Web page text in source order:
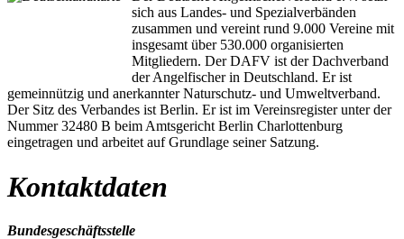
sich aus Landes- und Spezialverbänden
zusammen und vereint rund 9.000 Vereine mit
insgesamt über 530.000 organisierten
Mitgliedern. Der DAFV ist der Dachverband
der Angelfischer in Deutschland. Er ist
gemeinnützig und anerkannter Naturschutz- und Umweltverband.
Der Sitz des Verbandes ist Berlin. Er ist im Vereinsregister unter der
Nummer 32480 B beim Amtsgericht Berlin Charlottenburg
eingetragen und arbeitet auf Grundlage seiner Satzung.
Kontaktdaten
Bundesgeschäftsstelle